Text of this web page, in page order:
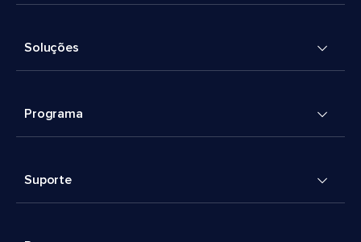
Soluções
Programa
Suporte